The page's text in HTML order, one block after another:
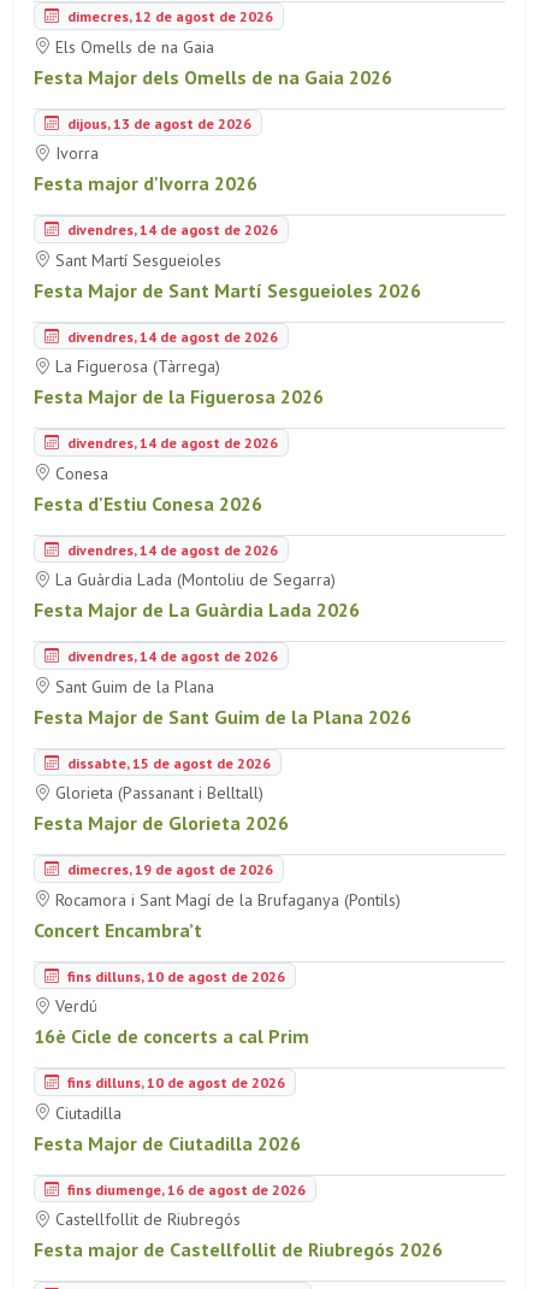
dimecres, 12 de agost de 2026
Els Omells de na Gaia
Festa Major dels Omells de na Gaia 2026
dijous, 13 de agost de 2026
Ivorra
Festa major d'Ivorra 2026
divendres, 14 de agost de 2026
Sant Martí Sesgueioles
Festa Major de Sant Martí Sesgueioles 2026
divendres, 14 de agost de 2026
La Figuerosa (Tàrrega)
Festa Major de la Figuerosa 2026
divendres, 14 de agost de 2026
Conesa
Festa d'Estiu Conesa 2026
divendres, 14 de agost de 2026
La Guàrdia Lada (Montoliu de Segarra)
Festa Major de La Guàrdia Lada 2026
divendres, 14 de agost de 2026
Sant Guim de la Plana
Festa Major de Sant Guim de la Plana 2026
dissabte, 15 de agost de 2026
Glorieta (Passanant i Belltall)
Festa Major de Glorieta 2026
dimecres, 19 de agost de 2026
Rocamora i Sant Magí de la Brufaganya (Pontils)
Concert Encambra’t
fins dilluns, 10 de agost de 2026
Verdú
16è Cicle de concerts a cal Prim
fins dilluns, 10 de agost de 2026
Ciutadilla
Festa Major de Ciutadilla 2026
fins diumenge, 16 de agost de 2026
Castellfollit de Riubregós
Festa major de Castellfollit de Riubregós 2026